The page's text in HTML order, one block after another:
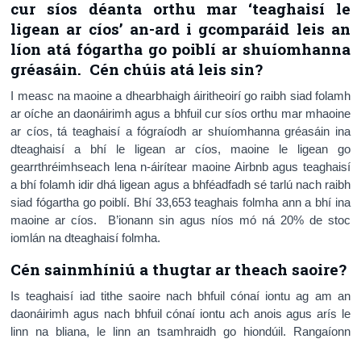
cur síos déanta orthu mar ‘teaghaisí le
ligean ar cíos’ an-ard i gcomparáid leis an
líon atá fógartha go poiblí ar shuíomhanna
gréasáin. Cén chúis atá leis sin?
I measc na maoine a dhearbhaigh áiritheoirí go raibh siad folamh
ar oíche an daonáirimh agus a bhfuil cur síos orthu mar mhaoine
ar cíos, tá teaghaisí a fógraíodh ar shuíomhanna gréasáin ina
dteaghaisí a bhí le ligean ar cíos, maoine le ligean go
gearrthréimhseach lena n-áirítear maoine Airbnb agus teaghaisí
a bhí folamh idir dhá ligean agus a bhféadfadh sé tarlú nach raibh
siad fógartha go poiblí. Bhí 33,653 teaghais folmha ann a bhí ina
maoine ar cíos. B’ionann sin agus níos mó ná 20% de stoc
iomlán na dteaghaisí folmha.
Cén sainmhíniú a thugtar ar theach saoire?
Is teaghaisí iad tithe saoire nach bhfuil cónaí iontu ag am an
daonáirimh agus nach bhfuil cónaí iontu ach anois agus arís le
linn na bliana, le linn an tsamhraidh go hiondúil. Rangaíonn